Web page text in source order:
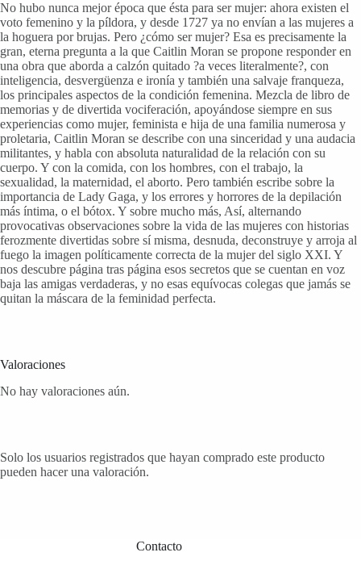
No hubo nunca mejor época que ésta para ser mujer: ahora existen el
voto femenino y la píldora, y desde 1727 ya no envían a las mujeres a
la hoguera por brujas. Pero ¿cómo ser mujer? Esa es precisamente la
gran, eterna pregunta a la que Caitlin Moran se propone responder en
una obra que aborda a calzón quitado ?a veces literalmente?, con
inteligencia, desvergüenza e ironía y también una salvaje franqueza,
los principales aspectos de la condición femenina. Mezcla de libro de
memorias y de divertida vociferación, apoyándose siempre en sus
experiencias como mujer, feminista e hija de una familia numerosa y
proletaria, Caitlin Moran se describe con una sinceridad y una audacia
militantes, y habla con absoluta naturalidad de la relación con su
cuerpo. Y con la comida, con los hombres, con el trabajo, la
sexualidad, la maternidad, el aborto. Pero también escribe sobre la
importancia de Lady Gaga, y los errores y horrores de la depilación
más íntima, o el bótox. Y sobre mucho más, Así, alternando
provocativas observaciones sobre la vida de las mujeres con historias
ferozmente divertidas sobre sí misma, desnuda, deconstruye y arroja al
fuego la imagen políticamente correcta de la mujer del siglo XXI. Y
nos descubre página tras página esos secretos que se cuentan en voz
baja las amigas verdaderas, y no esas equívocas colegas que jamás se
quitan la máscara de la feminidad perfecta.
Valoraciones
No hay valoraciones aún.
Solo los usuarios registrados que hayan comprado este producto
pueden hacer una valoración.
Contacto